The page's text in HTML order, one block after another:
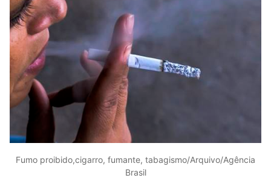
Fumo proibido,cigarro, fumante, tabagismo/Arquivo/Agência
Brasil